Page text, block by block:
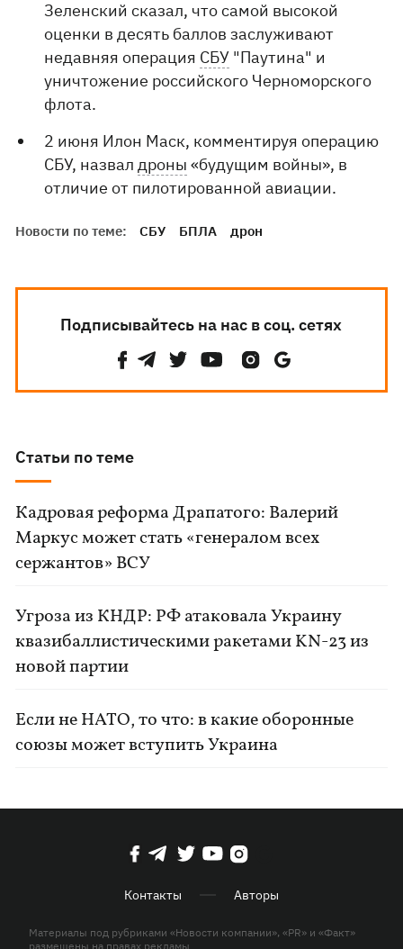
Зеленский сказал, что самой высокой
оценки в ​​десять баллов заслуживают
недавняя операция СБУ "Паутина" и
уничтожение российского Черноморского
флота.
2 июня Илон Маск, комментируя операцию
СБУ, назвалдроны «будущим войны», в
отличие от пилотированной авиации.
Новости по теме: СБУ БПЛА дрон
Подписывайтесь на нас в соц. сетях
Статьи по теме
Кадровая реформа Драпатого: Валерий
Маркус может стать «генералом всех
сержантов» ВСУ
Угроза из КНДР: РФ атаковала Украину
квазибаллистическими ракетами KN-23 из
новой партии
Если не НАТО, то что: в какие оборонные
союзы может вступить Украина
Контакты Авторы
Материалы под рубриками «Новости компании», «PR» и «Факт»
размещены на правах рекламы